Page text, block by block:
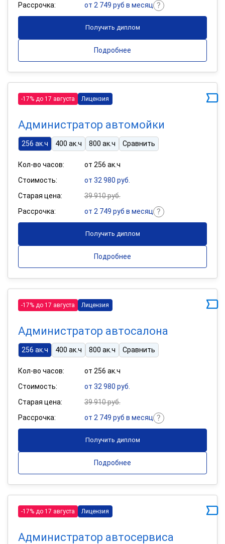
Рассрочка:
от 2 749 руб в месяц
Получить диплом
Подробнее
-17% до 17 августа Лицензия
Администратор автомойки
256 ак.ч 400 ак.ч 800 ак.ч Сравнить
Кол-во часов:
от 256 ак.ч
Стоимость:
от 32 980 руб.
Старая цена:
39 910 руб.
Рассрочка:
от 2 749 руб в месяц
Получить диплом
Подробнее
-17% до 17 августа Лицензия
Администратор автосалона
256 ак.ч 400 ак.ч 800 ак.ч Сравнить
Кол-во часов:
от 256 ак.ч
Стоимость:
от 32 980 руб.
Старая цена:
39 910 руб.
Рассрочка:
от 2 749 руб в месяц
Получить диплом
Подробнее
-17% до 17 августа Лицензия
Администратор автосервиса